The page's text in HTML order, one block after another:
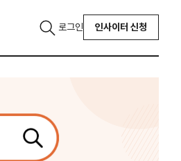
로그인 인사이터 신청